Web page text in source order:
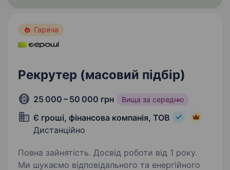
Гаряча
Рекрутер (масовий підбір)
25 000 – 50 000 грн Вища за середню
Є гроші, фінансова компанія, ТОВ
Дистанційно
Повна зайнятість. Досвід роботи від 1 року.
Ми шукаємо відповідального та енергійного